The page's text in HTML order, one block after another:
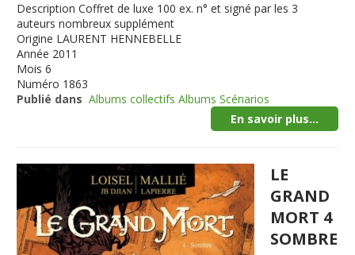
Description Coffret de luxe 100 ex. n° et signé par les 3
auteurs nombreux supplément
Origine LAURENT HENNEBELLE
Année 2011
Mois 6
Numéro 1863
Publié dans Albums collectifs Albums Scénarios
En savoir plus...
LE
GRAND
MORT 4
SOMBRE